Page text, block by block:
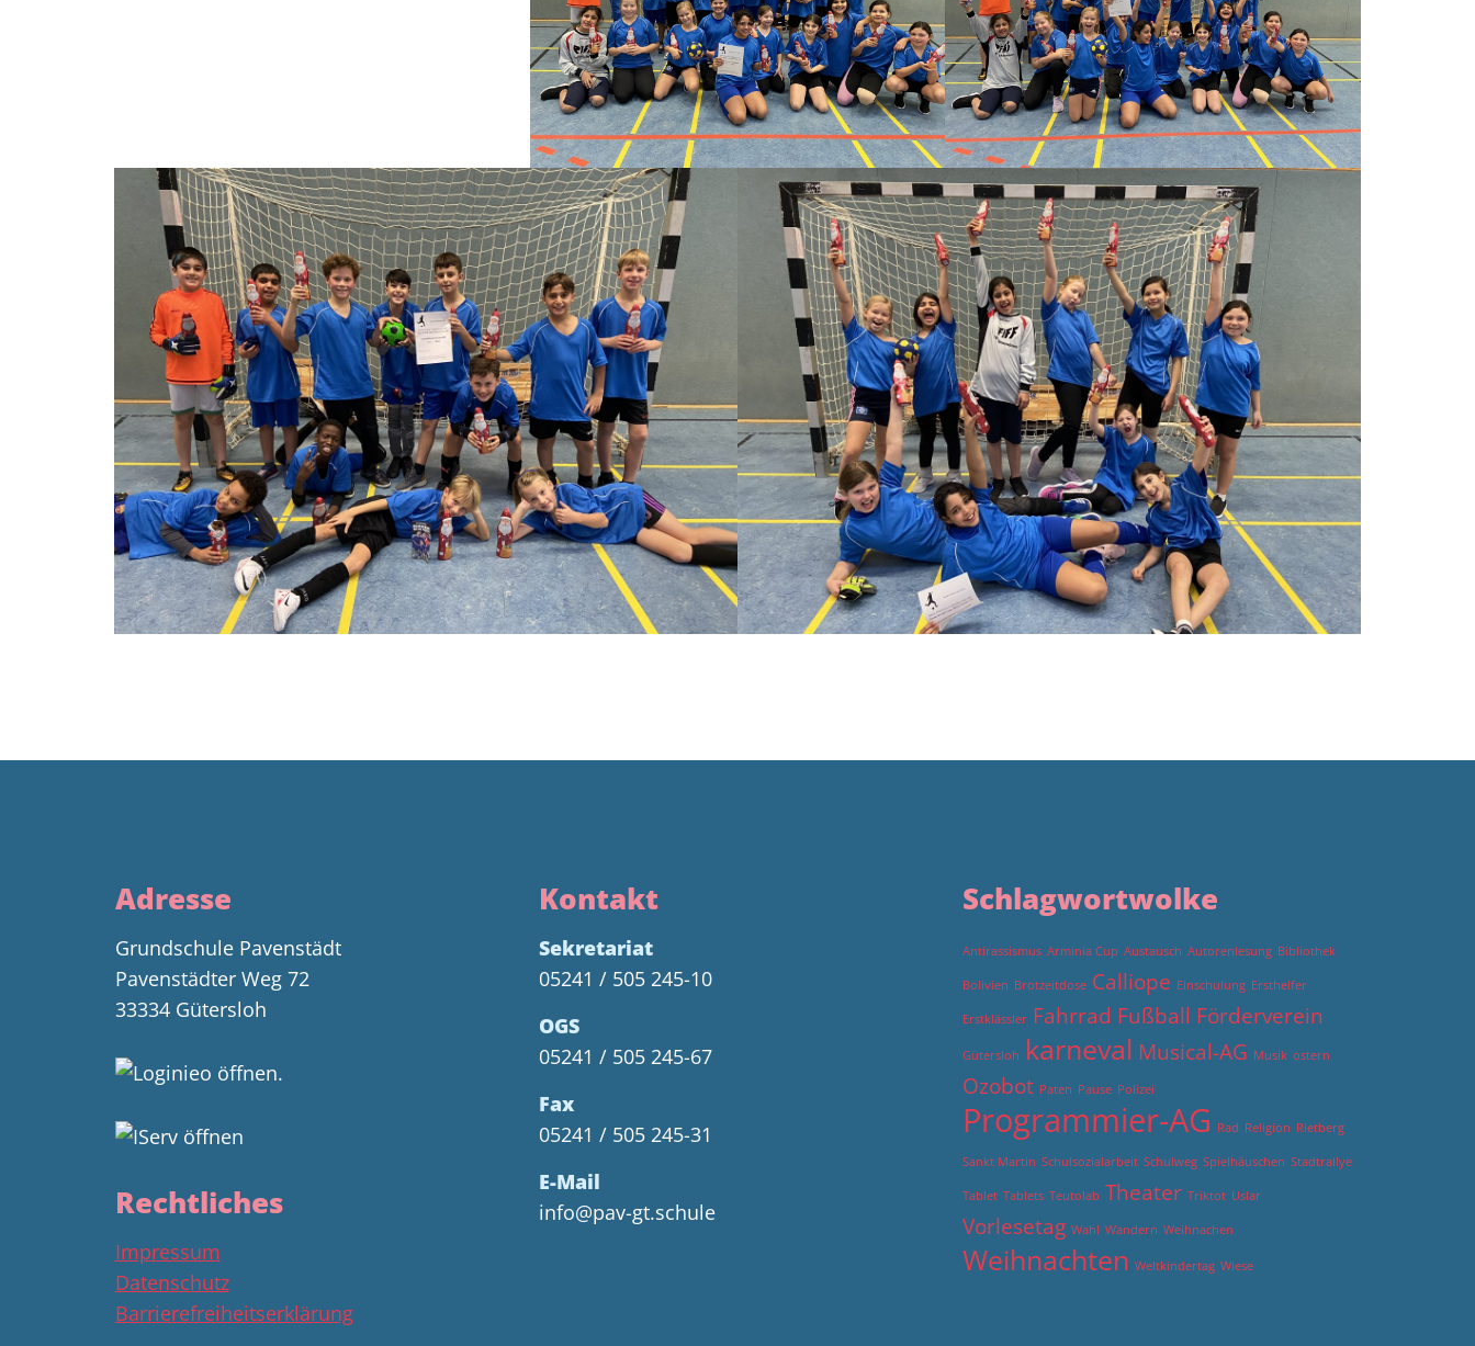
Adresse
Grundschule Pavenstädt
Pavenstädter Weg 72
33334 Gütersloh
Rechtliches
Impressum
Datenschutz
Barrierefreiheitserklärung
Kontakt
Sekretariat
05241 / 505 245-10
OGS
05241 / 505 245-67
Fax
05241 / 505 245-31
E-Mail
info@pav-gt.schule
Schlagwortwolke
Antirassismus Arminia Cup Austausch Autorenlesung Bibliothek
Bolivien Brotzeitdose Calliope Einschulung Ersthelfer
Erstklässler Fahrrad Fußball Förderverein
Gütersloh karneval Musical-AG Musik ostern
Ozobot Paten Pause Polizei
Programmier-AG Rad Religion Rietberg
Sankt Martin Schulsozialarbeit Schulweg Spielhäuschen Stadtrallye
Tablet Tablets Teutolab Theater Triktot Uslar
Vorlesetag Wahl Wandern Weihnachen
Weihnachten Weltkindertag Wiese